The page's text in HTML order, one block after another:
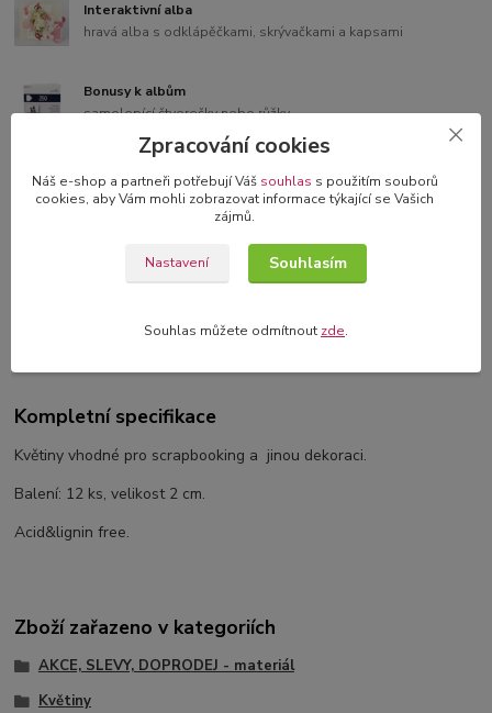
Interaktivní alba
hravá alba s odklápěčkami, skrývačkami a kapsami
Bonusy k albům
samolepící čtverečky nebo růžky
originální blahopřání s 3D dekorací
Kompletní specifikace
Květiny vhodné pro scrapbooking a jinou dekoraci.
Balení: 12 ks, velikost 2 cm.
Acid&lignin free.
Zboží zařazeno v kategoriích
AKCE, SLEVY, DOPRODEJ - materiál
Květiny
Zpracování cookies
Náš e-shop a partneři potřebují Váš souhlas s použitím souborů
cookies, aby Vám mohli zobrazovat informace týkající se Vašich
zájmů.
Nastavení Souhlasím
Souhlas můžete odmítnout zde.